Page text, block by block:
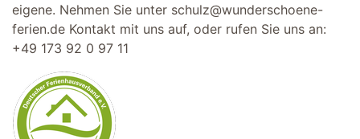
eigene. Nehmen Sie unter schulz@wunderschoene-
ferien.de Kontakt mit uns auf, oder rufen Sie uns an:
+49 173 92 0 97 11